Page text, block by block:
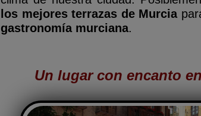
los mejores terrazas de Murcia
gastronomía murciana.
Un lugar con encanto